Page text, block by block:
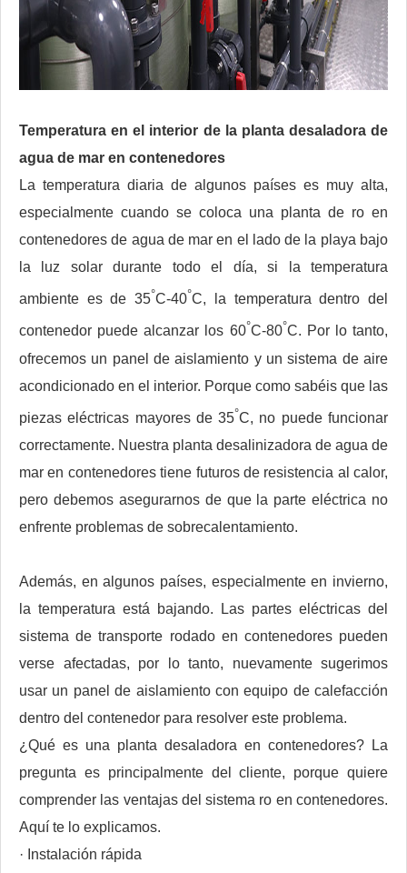
Temperatura en el interior de la planta desaladora de
agua de mar en contenedores
La temperatura diaria de algunos países es muy alta,
especialmente cuando se coloca una planta de ro en
contenedores de agua de mar en el lado de la playa bajo
la luz solar durante todo el día, si la temperatura
ambiente es de 35°C-40°C, la temperatura dentro del
contenedor puede alcanzar los 60°C-80°C. Por lo tanto,
ofrecemos un panel de aislamiento y un sistema de aire
acondicionado en el interior. Porque como sabéis que las
piezas eléctricas mayores de 35°C, no puede funcionar
correctamente. Nuestra planta desalinizadora de agua de
mar en contenedores tiene futuros de resistencia al calor,
pero debemos asegurarnos de que la parte eléctrica no
enfrente problemas de sobrecalentamiento.
Además, en algunos países, especialmente en invierno,
la temperatura está bajando. Las partes eléctricas del
sistema de transporte rodado en contenedores pueden
verse afectadas, por lo tanto, nuevamente sugerimos
usar un panel de aislamiento con equipo de calefacción
dentro del contenedor para resolver este problema.
¿Qué es una planta desaladora en contenedores? La
pregunta es principalmente del cliente, porque quiere
comprender las ventajas del sistema ro en contenedores.
Aquí te lo explicamos.
· Instalación rápida